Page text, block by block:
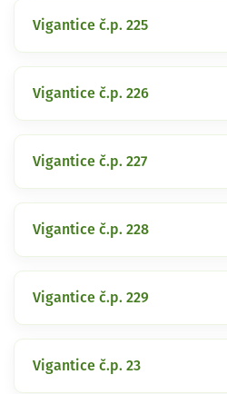
Vigantice č.p. 225
Vigantice č.p. 226
Vigantice č.p. 227
Vigantice č.p. 228
Vigantice č.p. 229
Vigantice č.p. 23